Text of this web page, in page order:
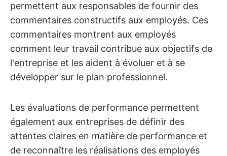
permettent aux responsables de fournir des
commentaires constructifs aux employés. Ces
commentaires montrent aux employés
comment leur travail contribue aux objectifs de
l'entreprise et les aident à évoluer et à se
développer sur le plan professionnel.
Les évaluations de performance permettent
également aux entreprises de définir des
attentes claires en matière de performance et
de reconnaître les réalisations des employés